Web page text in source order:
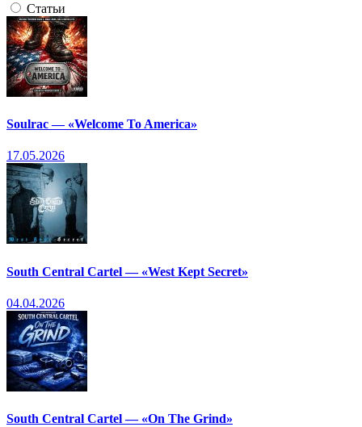
Статьи
Soulrac — «Welcome To America»
17.05.2026
South Central Cartel — «West Kept Secret»
04.04.2026
South Central Cartel — «On The Grind»